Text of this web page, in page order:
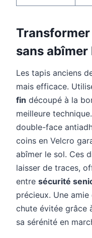
Transformer
sans
Les tapis anciens
mais efficace.
fin découpé à la
meilleure
double-face
coins en Velcro
abîmer le sol. Ces
laisser de traces,
entre sécurité
précieux. Une
chute évitée grâce
sa sérénité en